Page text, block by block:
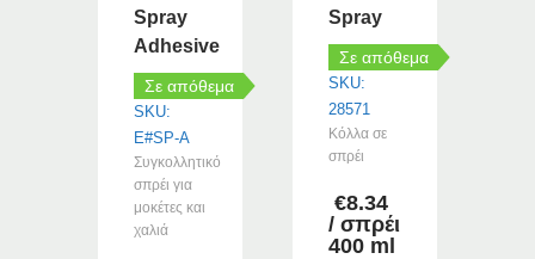
Spray
Adhesive
Σε απόθεμα
SKU:
E#SP-A
Συγκολλητικό
σπρέι για
μοκέτες και
χαλιά
Spray
Σε απόθεμα
SKU:
28571
Κόλλα σε
σπρέι
€8.34
/ σπρέι
400 ml